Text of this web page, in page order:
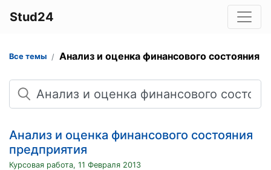
Stud24
Все темы Анализ и оценка финансового состояния
Поиск
Анализ и оценка финансового состояния
предприятия
Курсовая работа, 11 Февраля 2013